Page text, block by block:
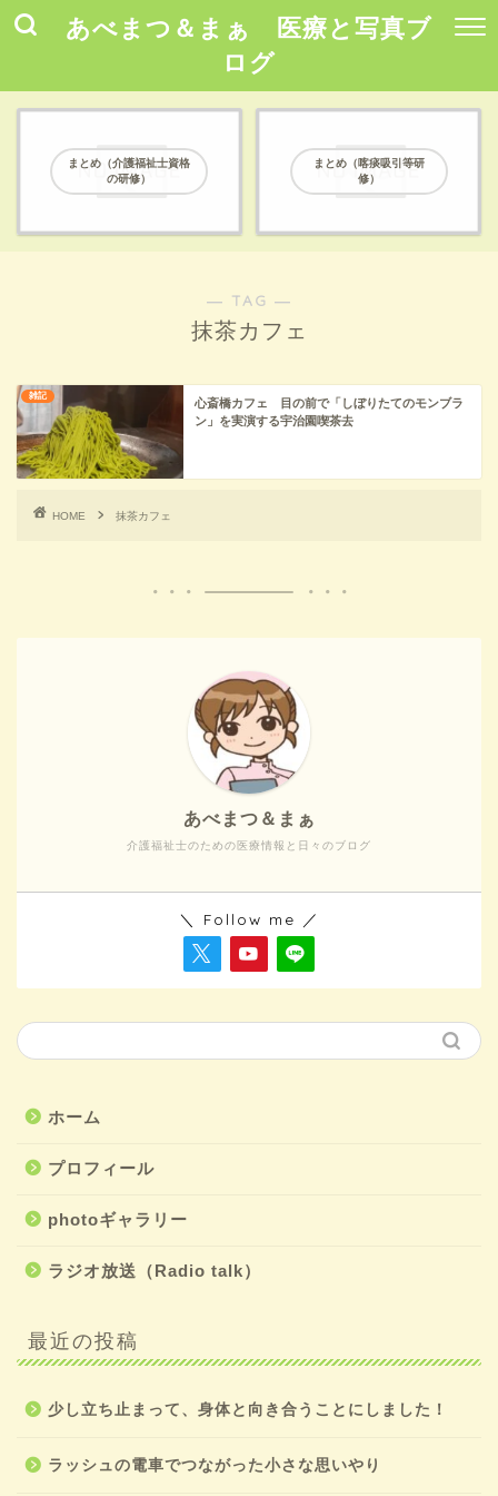
あべまつ＆まぁ 医療と写真ブ
ログ
まとめ（介護福祉士資格
の研修）
まとめ（喀痰吸引等研
修）
― TAG ―
抹茶カフェ
雑記
心斎橋カフェ 目の前で「しぼりたてのモンブラ
ン」を実演する宇治園喫茶去
HOME 抹茶カフェ
介護福祉士のための医療情報と日々のブログ
あべまつ＆まぁ
＼ Follow me ／
ホーム
プロフィール
photoギャラリー
ラジオ放送（Radio talk）
最近の投稿
少し立ち止まって、身体と向き合うことにしました！
ラッシュの電車でつながった小さな思いやり